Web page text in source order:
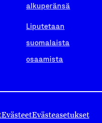
alkuperänsä
Liputetaan
suomalaista
osaamista
EvästeetEvästeasetukset